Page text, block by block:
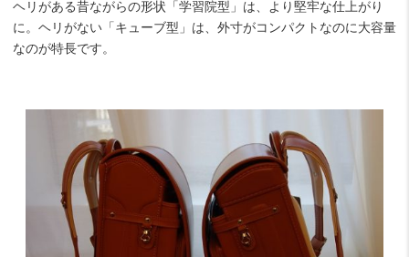
ヘリがある昔ながらの形状「学習院型」は、より堅牢な仕上がり
に。ヘリがない「キューブ型」は、外寸がコンパクトなのに大容量
なのが特長です。